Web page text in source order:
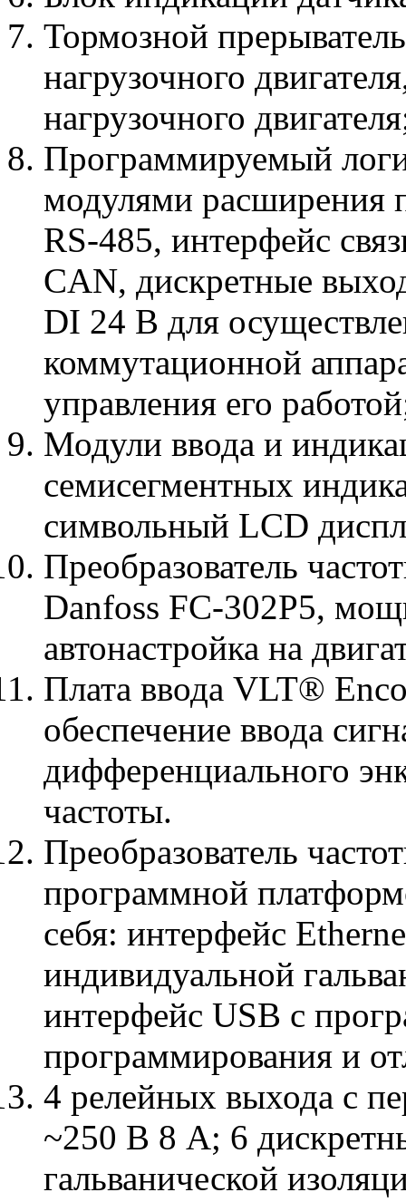
Тормозной
нагрузочного
нагрузочного
Программируемый
модулями расширения
RS-485, интерфейс
CAN, дискретные
DI 24 В для
коммутационной
управления его
Модули ввода и
семисегментных
символьный LCD
Преобразователь
Danfoss FC-302P5,
автонастройка на
Плата ввода VLT®
обеспечение ввода
дифференциального
частоты.
Преобразователь
программной
себя: интерфейс
индивидуальной
интерфейс USB с
программирования и
4 релейных выхода с
~250 В 8 А; 6
гальванической